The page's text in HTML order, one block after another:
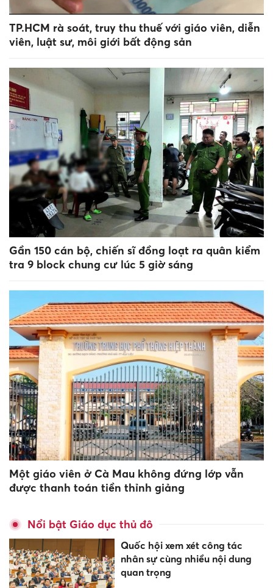
TP.HCM rà soát, truy thu thuế với giáo viên, diễn
viên, luật sư, môi giới bất động sản
Gần 150 cán bộ, chiến sĩ đồng loạt ra quân kiểm
tra 9 block chung cư lúc 5 giờ sáng
Một giáo viên ở Cà Mau không đứng lớp vẫn
được thanh toán tiền thỉnh giảng
Nổi bật Giáo dục thủ đô
Quốc hội xem xét công tác
nhân sự cùng nhiều nội dung
quan trọng